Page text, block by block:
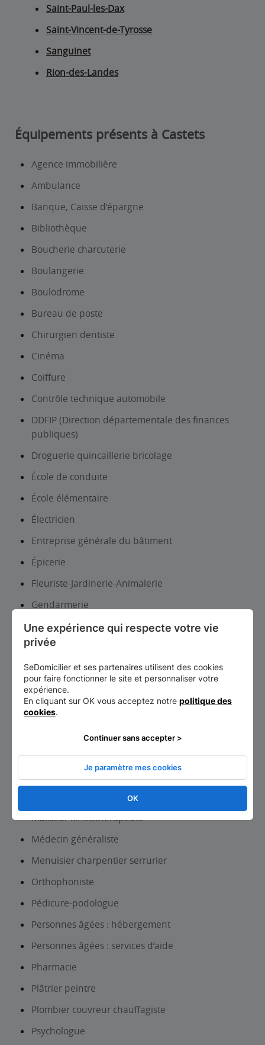
Saint-Paul-les-Dax
Saint-Vincent-de-Tyrosse
Sanguinet
Rion-des-Landes
Équipements présents à Castets
Agence immobilière
Ambulance
Banque, Caisse d’épargne
Bibliothèque
Boucherie charcuterie
Boulangerie
Boulodrome
Bureau de poste
Chirurgien dentiste
Cinéma
Coiffure
Contrôle technique automobile
DDFIP (Direction départementale des finances
publiques)
Droguerie quincaillerie bricolage
École de conduite
École élémentaire
Électricien
Entreprise générale du bâtiment
Épicerie
Fleuriste-Jardinerie-Animalerie
Gendarmerie
Hôtel
Infirmier
Information touristique
Institut de beauté-Onglerie
Librairie, papeterie, journaux
Magasin de matériel médical et orthopédique
Magasin d’optique
Maison de santé pluridisciplinaire
Masseur kinésithérapeute
Médecin généraliste
Menuisier charpentier serrurier
Orthophoniste
Pédicure-podologue
Personnes âgées : hébergement
Personnes âgées : services d’aide
Pharmacie
Plâtrier peintre
Plombier couvreur chauffagiste
Psychologue
Une expérience qui respecte votre vie
privée
SeDomicilier et ses partenaires utilisent des cookies
pour faire fonctionner le site et personnaliser votre
expérience.
En cliquant sur OK vous acceptez notre politique des
cookies.
OK
Je paramètre mes cookies
Continuer sans accepter >